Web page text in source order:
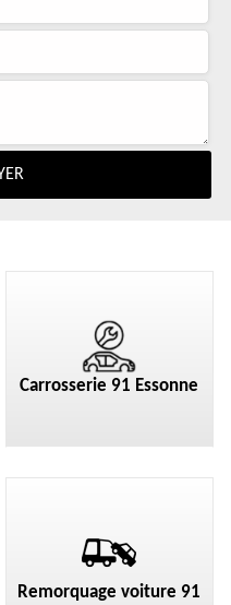
Carrosserie 91 Essonne
Remorquage voiture 91